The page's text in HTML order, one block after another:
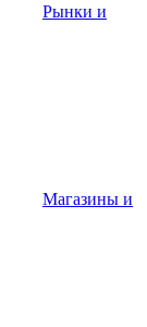
Рынки и
Магазины и